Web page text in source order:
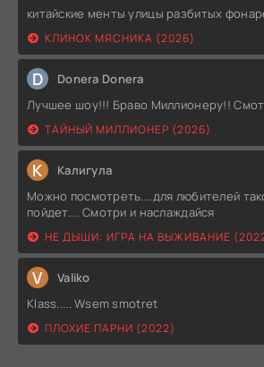
китайские менты улицы разбитых
КЛИНОК МЯСНИКА (2026)
D Donera Donera
Лучшее шоу!!! Браво Миллионеру!!
ТАЙНЫЙ МИЛЛИОНЕР (2026)
К Калигула
Можно посмотреть....для любителей
пойдет.... Смотри и наслаждайся
НЕ ДЫШИ: ИГРА НА ВЫЖИВАНИЕ
V Valiko
Klass..... Wsem smotret
ПЛОХИЕ ПАРНИ (2022)